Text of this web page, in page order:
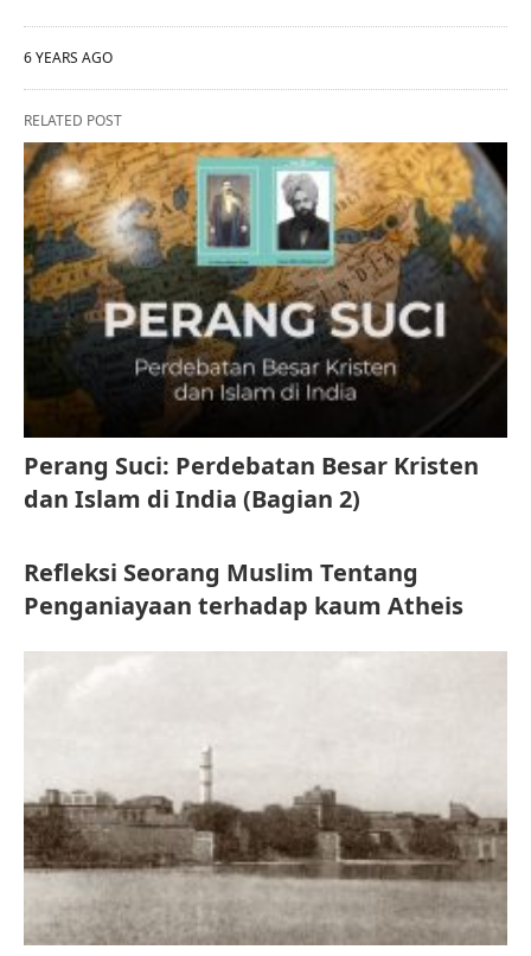
6 YEARS AGO
RELATED POST
Perang Suci: Perdebatan Besar Kristen
dan Islam di India (Bagian 2)
Refleksi Seorang Muslim Tentang
Penganiayaan terhadap kaum Atheis